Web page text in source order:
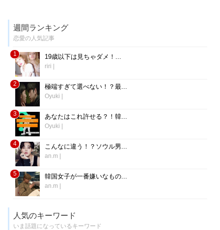
週間ランキング
恋愛の人気記事
1 19歳以下は見ちゃダメ！...
riri |
2 極端すぎて選べない！？最...
Oyuki |
3 あなたはこれ許せる？！韓...
Oyuki |
4 こんなに違う！？ソウル男...
an.m |
5 韓国女子が一番嫌いなもの...
an.m |
人気のキーワード
いま話題になっているキーワード